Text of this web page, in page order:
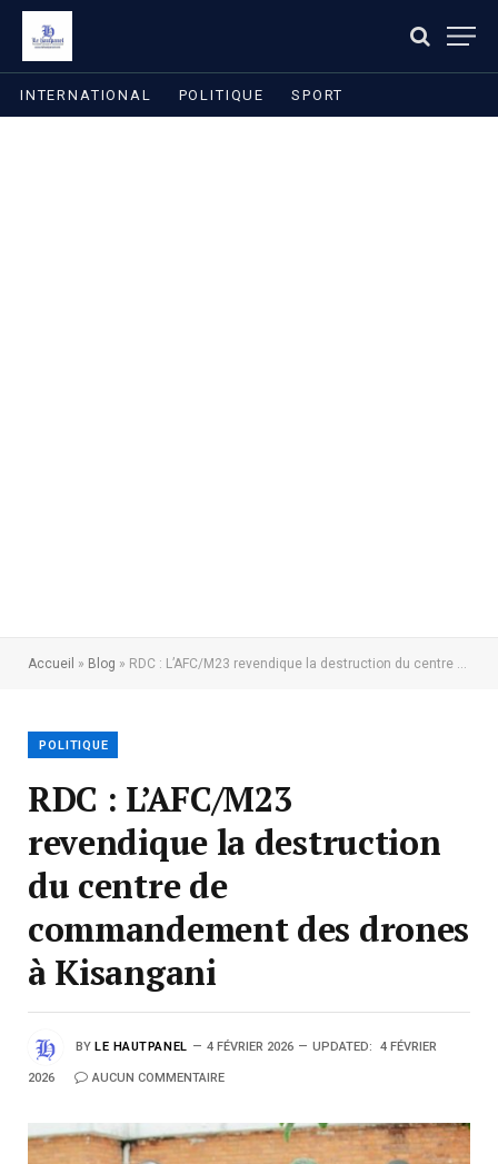
INTERNATIONAL POLITIQUE SPORT
Accueil » Blog » RDC : L’AFC/M23 revendique la destruction du centre de commandement des drones à Kisangani
POLITIQUE
RDC : L’AFC/M23
revendique la destruction
du centre de
commandement des drones
à Kisangani
BY LE HAUTPANEL 4 FÉVRIER 2026 UPDATED: 4 FÉVRIER
2026 AUCUN COMMENTAIRE